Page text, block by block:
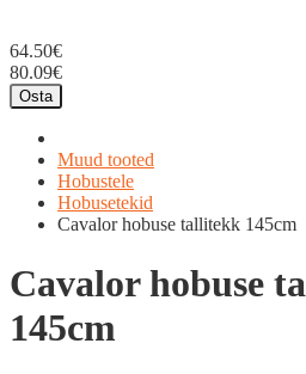
64.50€
80.09€
Osta
Muud tooted
Hobustele
Hobusetekid
Cavalor hobuse tallitekk 145cm
Cavalor hobuse
145cm